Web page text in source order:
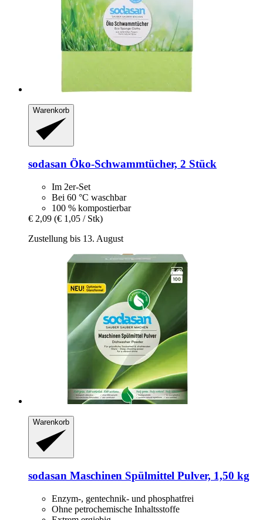
Warenkorb
sodasan Öko-​Schwammtücher, 2 Stück
Im 2er-Set
Bei 60 °C waschbar
100 % kompostierbar
€ 2,09 (€ 1,05 / Stk)
Zustellung bis 13. August
Warenkorb
sodasan Maschinen Spülmittel Pulver, 1,50 kg
Enzym-, gentechnik- und phosphatfrei
Ohne petrochemische Inhaltsstoffe